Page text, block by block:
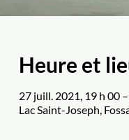
Heure et
27 juill. 2021, 19 h 00
Lac Saint-Joseph,